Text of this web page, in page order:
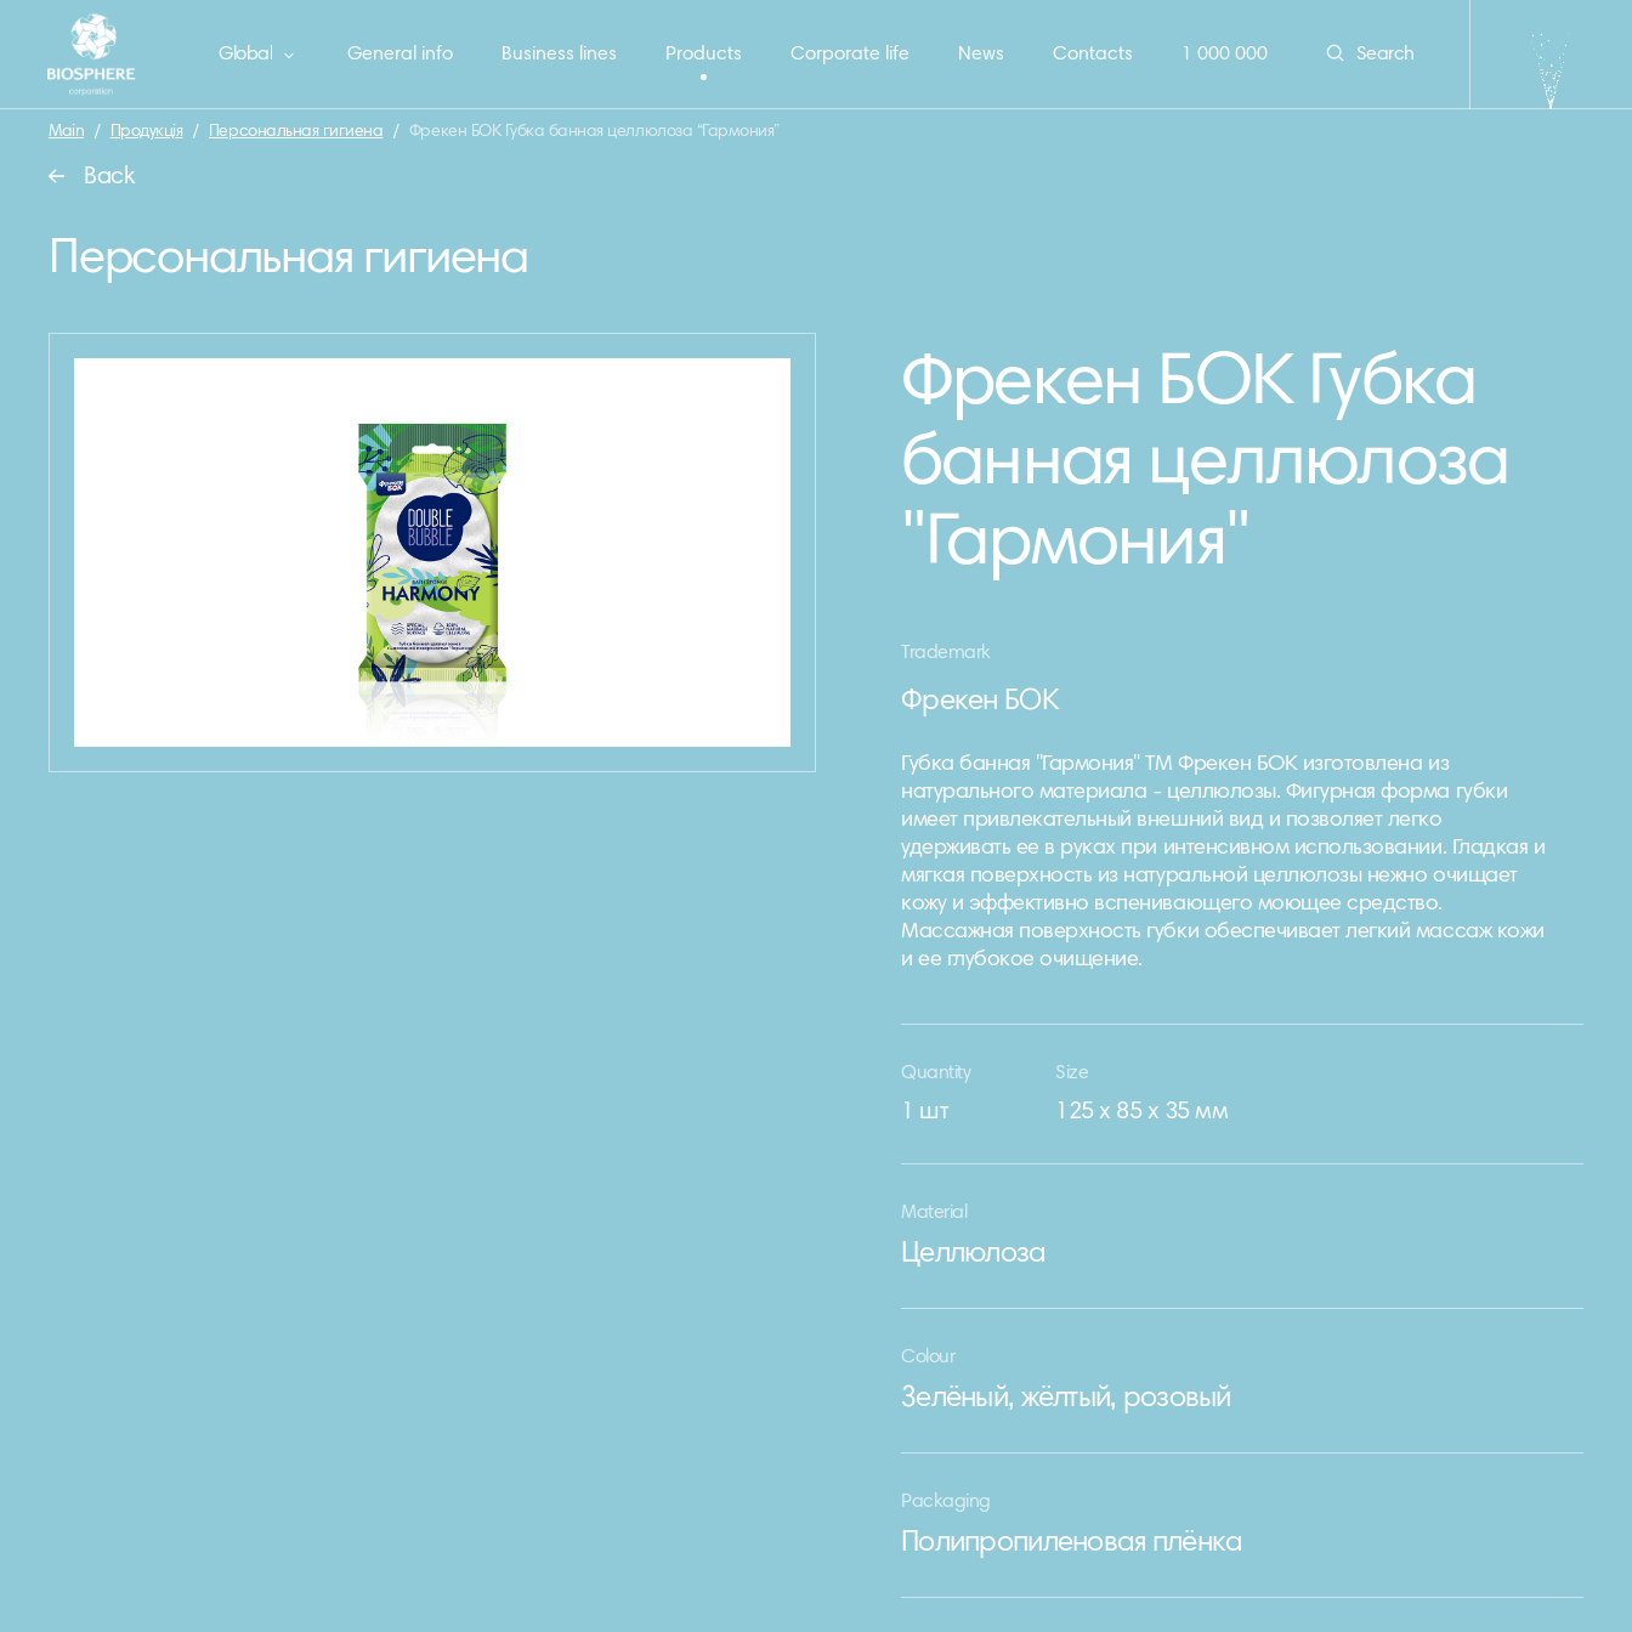
General info Business lines Products Corporate life News Contacts 1 000 000 Search
Global
Main / Продукція / Персональная гигиена / Фрекен БОК Губка банная целлюлоза “Гармония”
Back
Персональная гигиена
Фрекен БОК Губка
банная целлюлоза
"Гармония"
Trademark
Фрекен БОК
Губка банная "Гармония" ТМ Фрекен БОК изготовлена ​​из
натурального материала - целлюлозы. Фигурная форма губки
имеет привлекательный внешний вид и позволяет легко
удерживать ее в руках при интенсивном использовании. Гладкая и
мягкая поверхность из натуральной целлюлозы нежно очищает
кожу и эффективно вспенивающего моющее средство.
Массажная поверхность губки обеспечивает легкий массаж кожи
и ее глубокое очищение.
Quantity
1 шт
Size
125 х 85 х 35 мм
Material
Целлюлоза
Colour
Зелёный, жёлтый, розовый
Packaging
Полипропиленовая плёнка